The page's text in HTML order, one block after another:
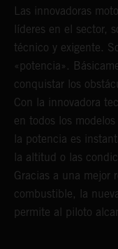
Las innovadoras
líderes en el sector,
técnico y exigente.
«potencia».
conquistar los
Con la innovadora
en todos los
la potencia es
la altitud o las
Gracias a una mejor
combustible, la
permite al piloto